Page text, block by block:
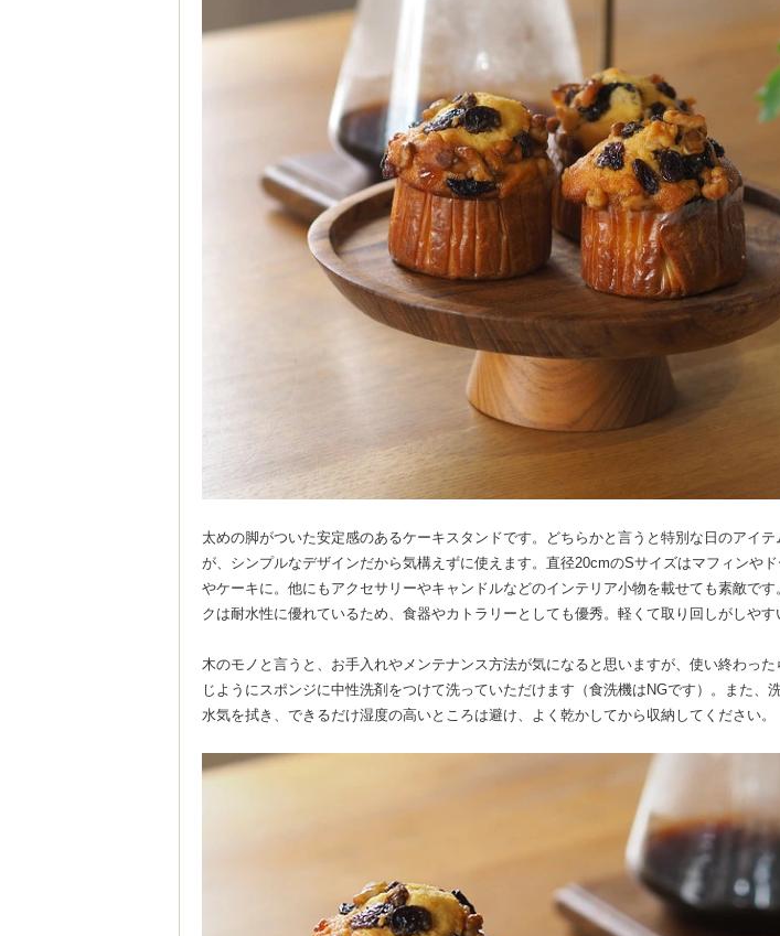
太めの脚がついた安定感のあるケーキスタンドです。どちらかと言うと特別な日のアイ
が、シンプルなデザインだから気構えずに使えます。直径20cmのSサイズはマフィンや
やケーキに。他にもアクセサリーやキャンドルなどのインテリア小物を載せても素敵で
クは耐水性に優れているため、食器やカトラリーとしても優秀。軽くて取り回しがしやす
木のモノと言うと、お手入れやメンテナンス方法が気になると思いますが、使い終わった
じようにスポンジに中性洗剤をつけて洗っていただけます（食洗機はNGです）。また、
水気を拭き、できるだけ湿度の高いところは避け、よく乾かしてから収納してください。